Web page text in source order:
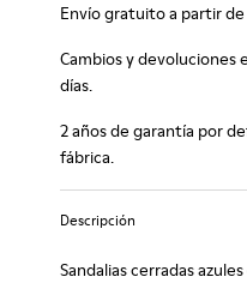
Envío gratuito a partir
Cambios y devoluciones
días.
2 años de garantía por
fábrica.
Descripción
Sandalias cerradas